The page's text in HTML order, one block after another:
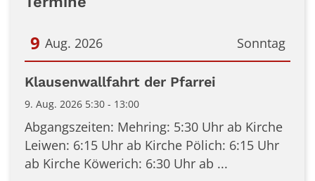
Sonntag
9 Aug. 2026
Datum: 9. August 2026
Klausenwallfahrt der Pfarrei
9. Aug. 2026 5:30 - 13:00
Abgangszeiten: Mehring: 5:30 Uhr ab Kirche
Leiwen: 6:15 Uhr ab Kirche Pölich: 6:15 Uhr
ab Kirche Köwerich: 6:30 Uhr ab ...